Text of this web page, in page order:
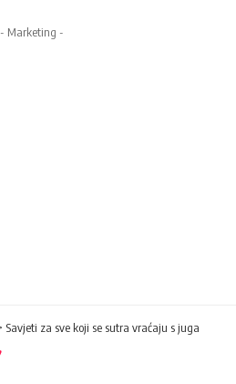
- Marketing -
Savjeti za sve koji se sutra vraćaju s juga